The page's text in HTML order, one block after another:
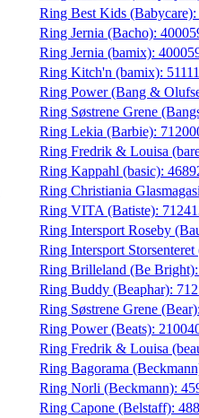
Ring Best Kids (Babycare):
Ring Jernia (Bacho):
Ring Jernia (bamix):
Ring Kitch'n (bamix):
Ring Power (Bang &
Ring Søstrene Grene
Ring Lekia (Barbie):
Ring Fredrik & Louisa
Ring Kappahl (basic):
Ring Christiania
Ring VITA (Batiste):
Ring Intersport Roseby
Ring Intersport Storsenteret
Ring Brilleland (Be Bright):
Ring Buddy (Beaphar):
Ring Søstrene Grene (Bear):
Ring Power (Beats):
Ring Fredrik & Louisa
Ring Bagorama
Ring Norli (Beckmann):
Ring Capone (Belstaff):